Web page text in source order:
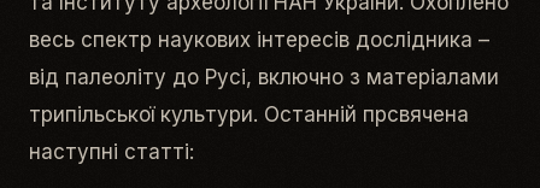
весь спектр наукових інтересів дослідника –
від палеоліту до Русі, включно з матеріалами
трипільської культури. Останній прсвячена
наступні статті: